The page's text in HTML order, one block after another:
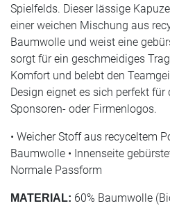
Spielfelds. Dieser lässige
einer weichen Mischung aus
Baumwolle und weist eine
sorgt für ein geschmeidiges
Komfort und belebt den
Design eignet es sich perfekt
Sponsoren- oder Firmenlogos.
• Weicher Stoff aus recyceltem
Baumwolle • Innenseite
Normale Passform
MATERIAL: 60% Baumwolle